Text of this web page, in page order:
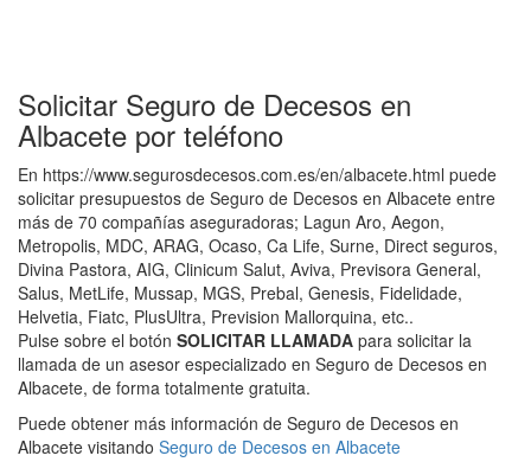
Solicitar Seguro de Decesos en
Albacete por teléfono
En https://www.segurosdecesos.com.es/en/albacete.html puede
solicitar presupuestos de Seguro de Decesos en Albacete entre
más de 70 compañías aseguradoras; Lagun Aro, Aegon,
Metropolis, MDC, ARAG, Ocaso, Ca Life, Surne, Direct seguros,
Divina Pastora, AIG, Clinicum Salut, Aviva, Previsora General,
Salus, MetLife, Mussap, MGS, Prebal, Genesis, Fidelidade,
Helvetia, Fiatc, PlusUltra, Prevision Mallorquina, etc..
Pulse sobre el botón SOLICITAR LLAMADA para solicitar la
llamada de un asesor especializado en Seguro de Decesos en
Albacete, de forma totalmente gratuita.
Puede obtener más información de Seguro de Decesos en
Albacete visitando Seguro de Decesos en Albacete